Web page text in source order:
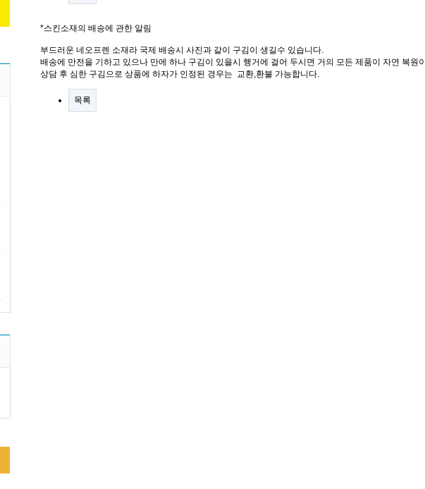
*스킨소재의 배송에 관한 알림
부드러운 네오프렌 소재라 국제 배송시 사진과 같이 구김이 생길수 있습니다.
배송에 만전을 기하고 있으나 만에 하나 구김이 있을시 행거에 걸어 두시면 거의 모든 제품이 자연 복원
상담 후 심한 구김으로 상품에 하자가 인정된 경우는 교환,환불 가능합니다.
목록